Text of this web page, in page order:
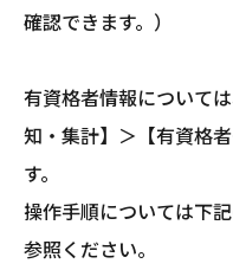
確認できます。）
有資格者情報について
知・集計】＞【有資格
す。
操作手順については下
参照ください。